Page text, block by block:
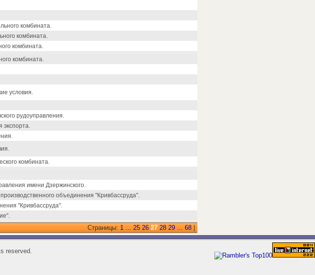
комбината.
комбината.
комбината.
комбината.
условия.
рудоуправления.
экспорта.
комбината.
имени Дзержинского.
объединения "Кривбассруда".
"Кривбассруда".
Страницы: 1 ... 25 26 27 28 29 ... 68
reserved.